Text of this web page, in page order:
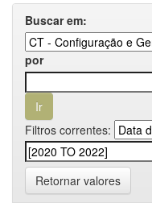
Buscar em:
por
Filtros correntes:
Retornar valores